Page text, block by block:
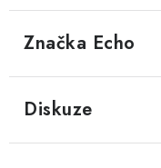
Značka Echo
Diskuze